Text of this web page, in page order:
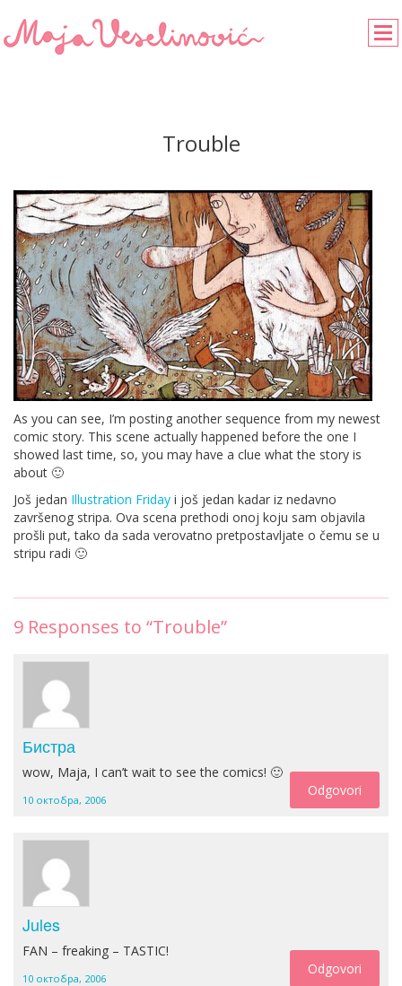
Trouble
As you can see, I’m posting another sequence from my newest
comic story. This scene actually happened before the one I
showed last time, so, you may have a clue what the story is
about 🙂
Još jedan Illustration Friday i još jedan kadar iz nedavno
završenog stripa. Ova scena prethodi onoj koju sam objavila
prošli put, tako da sada verovatno pretpostavljate o čemu se u
stripu radi 🙂
9 Responses to “Trouble”
Бистра
wow, Maja, I can’t wait to see the comics! 🙂
10 октобра, 2006
Odgovori
Jules
FAN – freaking – TASTIC!
10 октобра, 2006
Odgovori